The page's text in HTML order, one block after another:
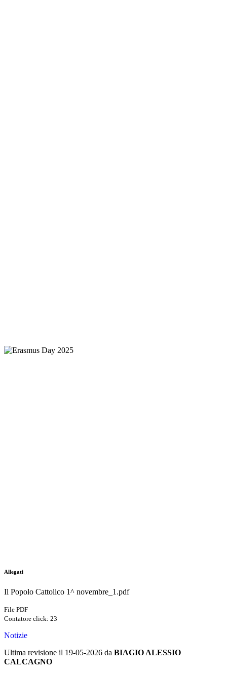
Allegati
Il Popolo Cattolico 1^ novembre_1.pdf
File PDF
Contatore click: 23
Notizie
Ultima revisione il 19-05-2026 da BIAGIO ALESSIO
CALCAGNO